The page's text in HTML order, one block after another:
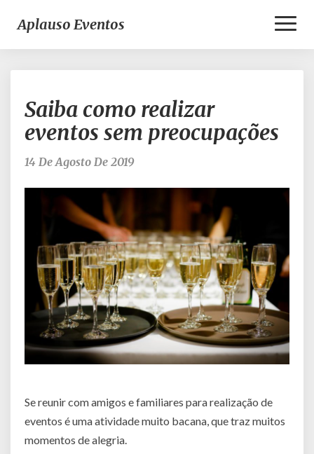
Aplauso Eventos
como
realizar
eventos
Saiba como realizar
eventos sem preocupações
14 De Agosto De 2019
Se reunir com amigos e familiares para realização de
eventos é uma atividade muito bacana, que traz muitos
momentos de alegria.